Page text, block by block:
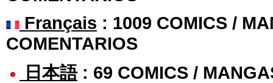
Français : 1009 COMICS /
COMENTARIOS
日本語: 69 COMICS /